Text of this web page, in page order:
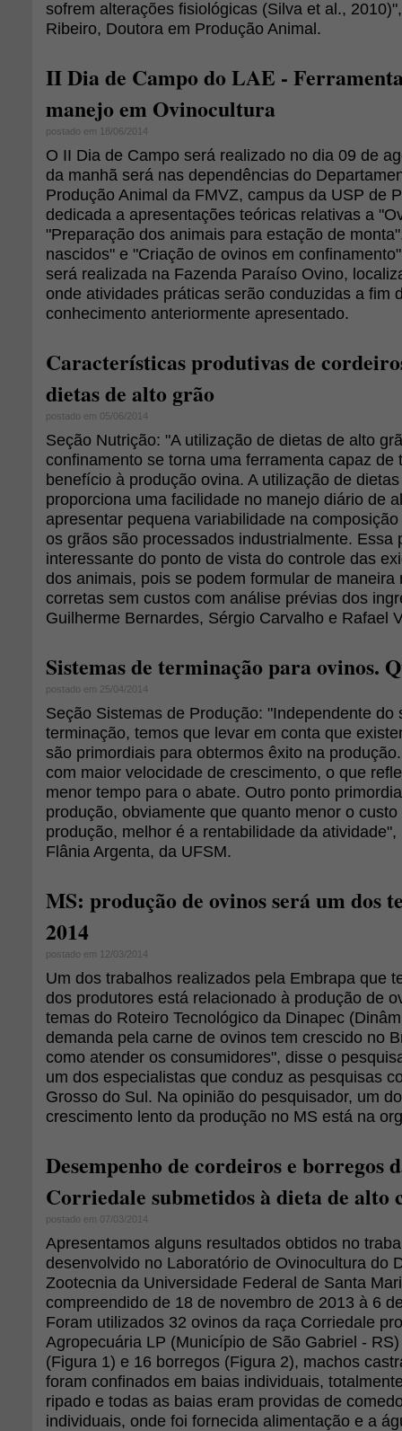
sofrem alterações fisiológicas (Silva et al.,
Ribeiro, Doutora em Produção Animal.
II Dia de Campo do LAE -
manejo em Ovinocultura
postado em 18/06/2014
O II Dia de Campo será realizado no dia 09 de
da manhã será nas dependências do
Produção Animal da FMVZ, campus da USP de
dedicada a apresentações teóricas relativas a
"Preparação dos animais para estação de
nascidos" e "Criação de ovinos em
será realizada na Fazenda Paraíso Ovino,
onde atividades práticas serão conduzidas a fim
conhecimento anteriormente apresentado.
Características produtivas de
dietas de alto grão
postado em 05/06/2014
Seção Nutrição: "A utilização de dietas de alto
confinamento se torna uma ferramenta capaz de
benefício à produção ovina. A utilização de
proporciona uma facilidade no manejo diário de
apresentar pequena variabilidade na
os grãos são processados industrialmente. Essa
interessante do ponto de vista do controle das
dos animais, pois se podem formular de maneira
corretas sem custos com análise prévias dos
Guilherme Bernardes, Sérgio Carvalho e Rafael
Sistemas de terminação para ovinos.
postado em 25/04/2014
Seção Sistemas de Produção: "Independente do
terminação, temos que levar em conta que
são primordiais para obtermos êxito na
com maior velocidade de crescimento, o que
menor tempo para o abate. Outro ponto
produção, obviamente que quanto menor o
produção, melhor é a rentabilidade da
Flânia Argenta, da UFSM.
MS: produção de ovinos será um dos
2014
postado em 12/03/2014
Um dos trabalhos realizados pela Embrapa que
dos produtores está relacionado à produção de
temas do Roteiro Tecnológico da Dinapec
demanda pela carne de ovinos tem crescido no
como atender os consumidores", disse o
um dos especialistas que conduz as pesquisas
Grosso do Sul. Na opinião do pesquisador, um
crescimento lento da produção no MS está na
Desempenho de cordeiros e borregos
Corriedale submetidos à dieta de alto
postado em 07/03/2014
Apresentamos alguns resultados obtidos no
desenvolvido no Laboratório de Ovinocultura do
Zootecnia da Universidade Federal de Santa
compreendido de 18 de novembro de 2013 à 6
Foram utilizados 32 ovinos da raça Corriedale
Agropecuária LP (Município de São Gabriel -
(Figura 1) e 16 borregos (Figura 2), machos
foram confinados em baias individuais,
ripado e todas as baias eram providas de
individuais, onde foi fornecida alimentação e a